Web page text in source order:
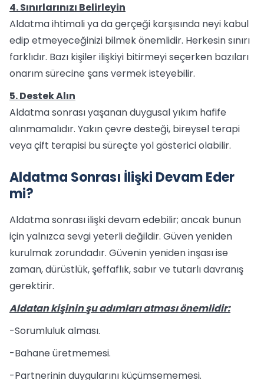
4. Sınırlarınızı Belirleyin
Aldatma ihtimali ya da gerçeği karşısında neyi kabul
edip etmeyeceğinizi bilmek önemlidir. Herkesin sınırı
farklıdır. Bazı kişiler ilişkiyi bitirmeyi seçerken bazıları
onarım sürecine şans vermek isteyebilir.
5. Destek Alın
Aldatma sonrası yaşanan duygusal yıkım hafife
alınmamalıdır. Yakın çevre desteği, bireysel terapi
veya çift terapisi bu süreçte yol gösterici olabilir.
Aldatma Sonrası İlişki Devam Eder
mi?
Aldatma sonrası ilişki devam edebilir; ancak bunun
için yalnızca sevgi yeterli değildir. Güven yeniden
kurulmak zorundadır. Güvenin yeniden inşası ise
zaman, dürüstlük, şeffaflık, sabır ve tutarlı davranış
gerektirir.
Aldatan kişinin şu adımları atması önemlidir:
-Sorumluluk alması.
-Bahane üretmemesi.
-Partnerinin duygularını küçümsememesi.